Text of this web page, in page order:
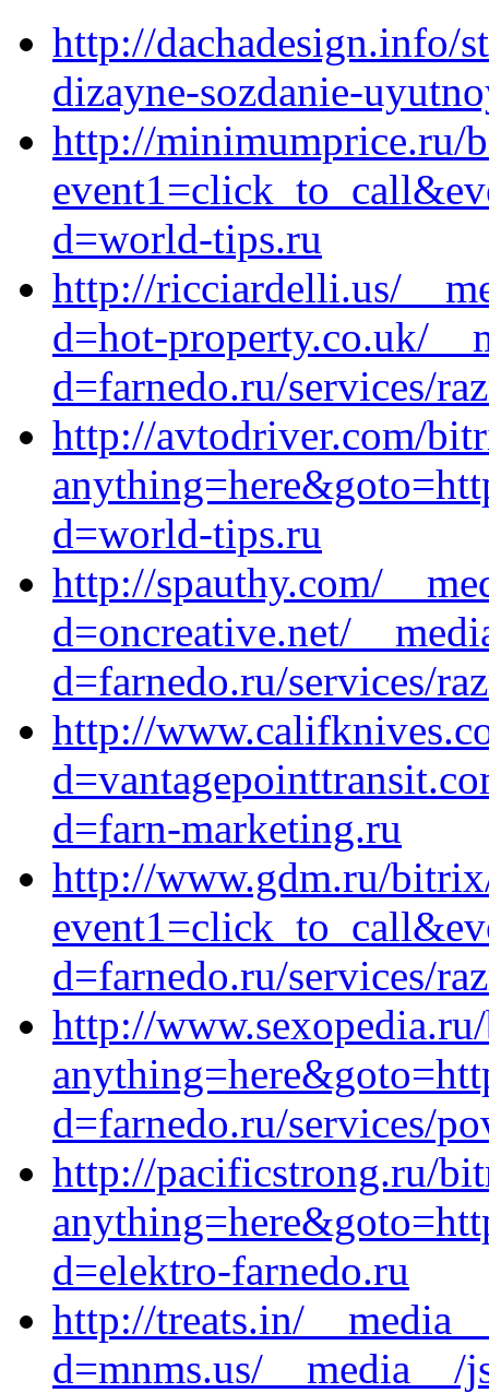
http://dachadesign.info/
dizayne-sozdanie-
http://minimumprice.ru/
d=world-tips.ru
http://ricciardelli.us/
d=hot-property.co.uk/
d=farnedo.ru/services/
http://avtodriver.com/
d=world-tips.ru
http://spauthy.com/
d=oncreative.net/
d=farnedo.ru/services/
http://
d=farn-marketing.ru
http://www.gdm.ru/
d=farnedo.ru/services/
http://
d=farnedo.ru/services/
http://pacificstrong.ru/
d=elektro-farnedo.ru
http://treats.in/
d=mnms.us/__media__/